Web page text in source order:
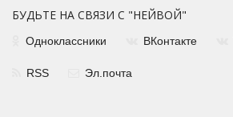
БУДЬТЕ НА СВЯЗИ С "НЕЙВОЙ"
Одноклассники ВКонтакте
RSS Эл.почта